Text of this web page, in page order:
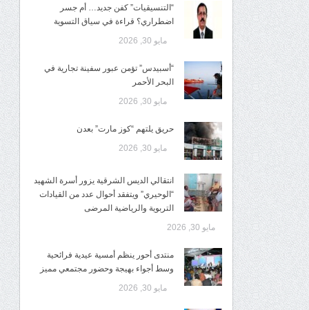
“التنسيقيات” كفن جديد… أم جسر
اضطراري؟ قراءة في سياق التسوية
مايو 30, 2026
“أسبيدس” تؤمن عبور سفينة تجارية في
البحر الأحمر
مايو 30, 2026
حريق يلتهم “كوز مارت” بعدن
مايو 30, 2026
انتقالي الديس الشرقية يزور أسرة الشهيد
“الوحيري” ويتفقد أحوال عدد من القيادات
التربوية والرياضية المرضى
مايو 30, 2026
منتدى أحور ينظم أمسية عيدية فرائحية
وسط أجواء بهيجة وحضور مجتمعي مميز
مايو 30, 2026